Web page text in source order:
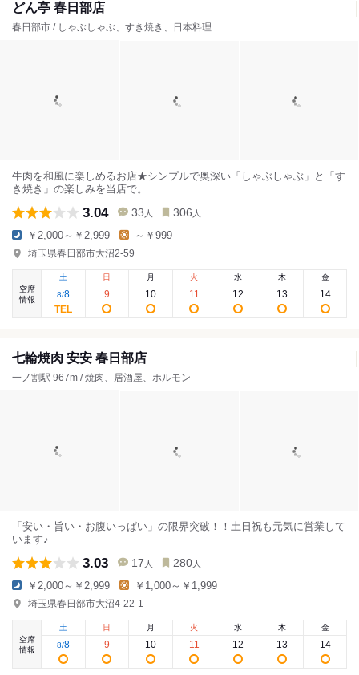
どん亭 春日部店
春日部市 / しゃぶしゃぶ、すき焼き、日本料理
牛肉を和風に楽しめるお店★シンプルで奥深い「しゃぶしゃぶ」と「す
き焼き」の楽しみを当店で。
3.04 33 人 306 人
￥2,000～￥2,999 ～￥999
埼玉県春日部市大沼2-59
空席
情報
土
8/8
日
9
月
10
火
11
水
12
木
13
金
14
七輪焼肉 安安 春日部店
一ノ割駅 967m / 焼肉、居酒屋、ホルモン
「安い・旨い・お腹いっぱい」の限界突破！！土日祝も元気に営業して
います♪
3.03 17 人 280 人
￥2,000～￥2,999 ￥1,000～￥1,999
埼玉県春日部市大沼4-22-1
空席
情報
土
8/8
日
9
月
10
火
11
水
12
木
13
金
14